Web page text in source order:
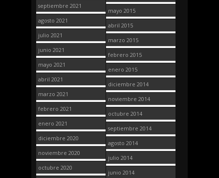
septiembre 2021
agosto 2021
julio 2021
junio 2021
mayo 2021
abril 2021
marzo 2021
febrero 2021
enero 2021
diciembre 2020
noviembre 2020
octubre 2020
mayo 2015
abril 2015
marzo 2015
febrero 2015
enero 2015
diciembre 2014
noviembre 2014
octubre 2014
septiembre 2014
agosto 2014
julio 2014
junio 2014